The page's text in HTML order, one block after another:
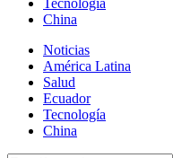
Tecnología
China
Noticias
América Latina
Salud
Ecuador
Tecnología
China